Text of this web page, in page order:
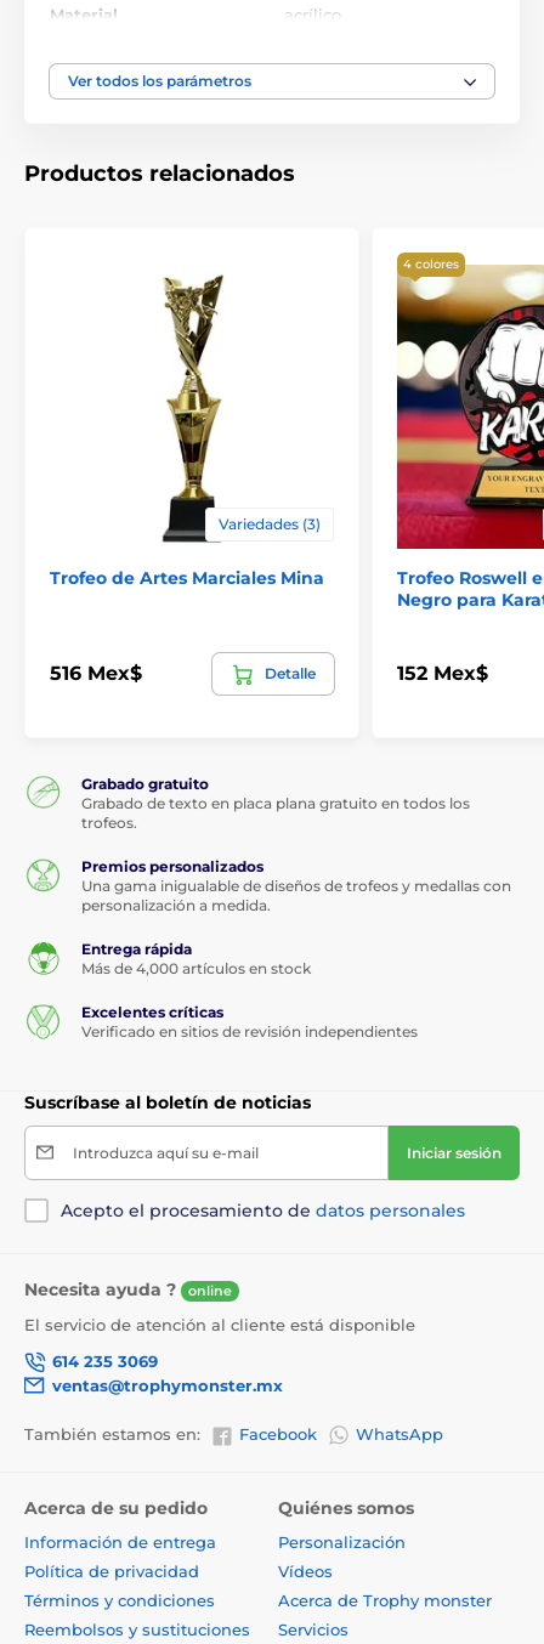
Material acrílico
Ver todos los parámetros
Productos relacionados
Variedades (3)
Trofeo de Artes Marciales Mina
516 Mex$ Detalle
4 colores
Trofeo Roswell
Negro para
152 Mex$
Grabado gratuito
Grabado de texto en placa plana gratuito en todos los
trofeos.
Premios personalizados
Una gama inigualable de diseños de trofeos y medallas con
personalización a medida.
Entrega rápida
Más de 4,000 artículos en stock
Excelentes críticas
Verificado en sitios de revisión independientes
Suscríbase al boletín de noticias
Introduzca aquí su e-mail Iniciar sesión
Acepto el procesamiento de datos personales
Necesita ayuda ? online
El servicio de atención al cliente está disponible
614 235 3069
ventas@trophymonster.mx
También estamos en: Facebook WhatsApp
Acerca de su pedido
Información de entrega
Política de privacidad
Términos y condiciones
Reembolsos y sustituciones
Quiénes somos
Personalización
Vídeos
Acerca de Trophy monster
Servicios